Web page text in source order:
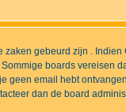
gebeurd zijn .
boards
email hebt
dan de board